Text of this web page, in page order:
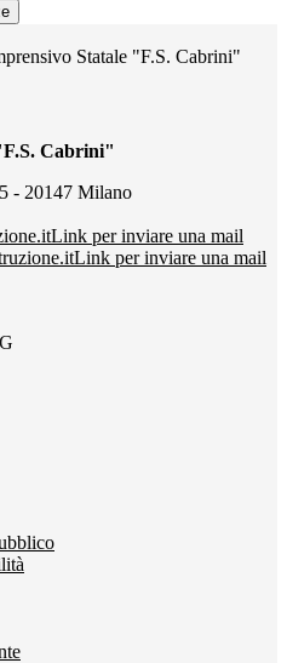
Statale "F.S. Cabrini"
Cabrini"
- 20147 Milano
Link per inviare una mail
Link per inviare una mail